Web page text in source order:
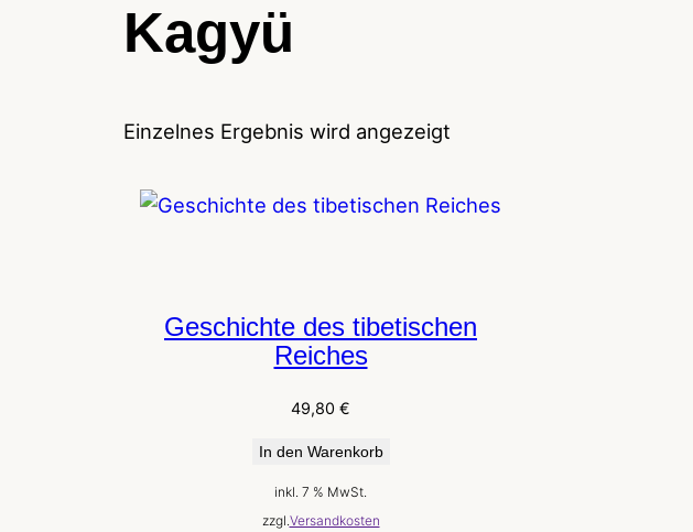
Kagyü
Einzelnes Ergebnis wird angezeigt
Geschichte des tibetischen
Reiches
49,80 €
In den Warenkorb
inkl. 7 % MwSt.
zzgl. Versandkosten